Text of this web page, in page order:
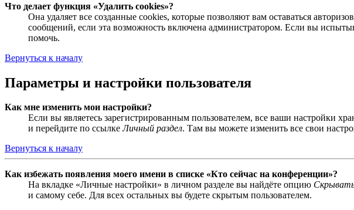
Что делает функция «Удалить cookies»?
Она удаляет все созданные cookies, которые позволяют вам оставаться
сообщений, если эта возможность включена администратором. Если вы
помочь.
Вернуться к началу
Параметры и настройки пользователя
Как мне изменить мои настройки?
Если вы являетесь зарегистрированным пользователем, все ваши настройки
и перейдите по ссылкеЛичный раздел. Там вы можете изменить все свои
Вернуться к началу
Как избежать появления моего имени в списке «Кто сейчас на конференции»?
На вкладке «Личные настройки» в личном разделе вы найдёте опцию
и самому себе. Для всех остальных вы будете скрытым пользователем.